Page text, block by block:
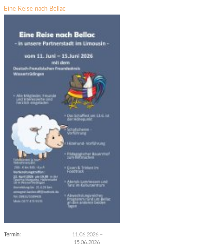
Eine Reise nach Bellac
Termin: 11.06.2026 –
15.06.2026